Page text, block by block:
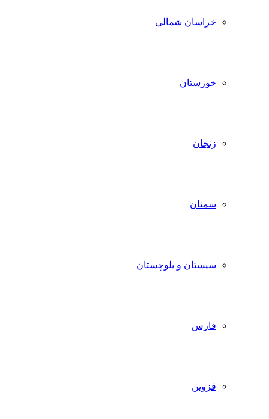
خراسان شمالی
خوزستان
زنجان
سمنان
سیستان و بلوچستان
فارس
قزوین